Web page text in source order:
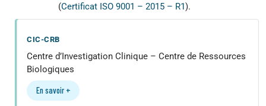
(Certificat ISO 9001 – 2015 – R1).
CIC-CRB
Centre d’Investigation Clinique – Centre de Ressources
Biologiques
En savoir +